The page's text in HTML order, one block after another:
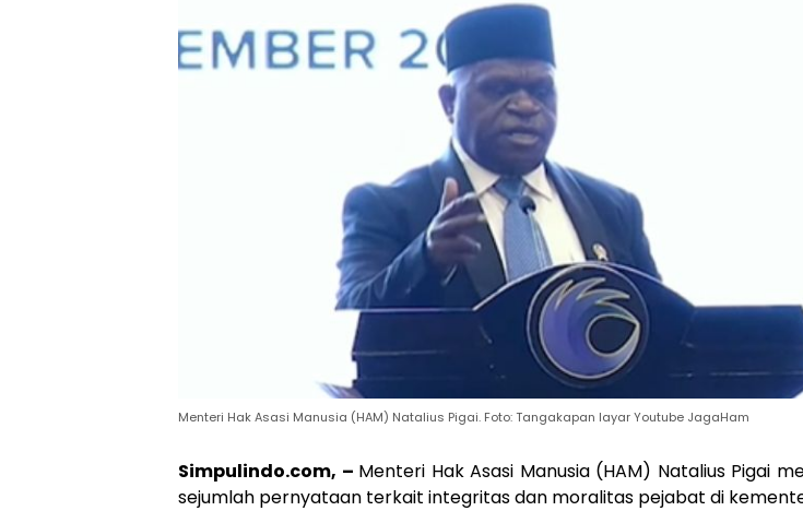
Menteri Hak Asasi Manusia (HAM) Natalius Pigai. Foto: Tangakapan layar Youtube JagaHam
Simpulindo.com, – Menteri Hak Asasi Manusia (HAM) Natalius Pigai
sejumlah pernyataan terkait integritas dan moralitas pejabat di